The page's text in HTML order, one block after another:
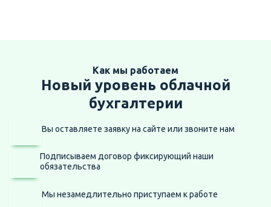
Как мы работаем
Новый уровень облачной
бухгалтерии
Вы оставляете заявку на сайте или звоните нам
Подписываем договор фиксирующий наши
обязательства
Мы незамедлительно приступаем к работе